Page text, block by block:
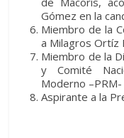
Gómez en la
Miembro de la
a Milagros Ortíz
Miembro de la
y Comité
Moderno –PRM-
Aspirante a la